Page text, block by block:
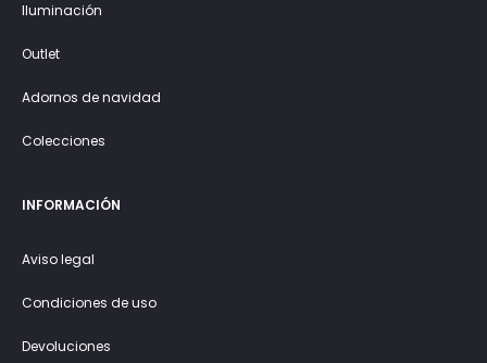
Iluminación
Outlet
Adornos de navidad
Colecciones
INFORMACIÓN
Aviso legal
Condiciones de uso
Devoluciones